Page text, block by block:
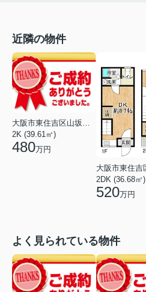
近隣の物件
大阪市東住吉区山坂１丁目
2K (39.61㎡)
480万円
2DK (36.68㎡)
520万円
よく見られている物件